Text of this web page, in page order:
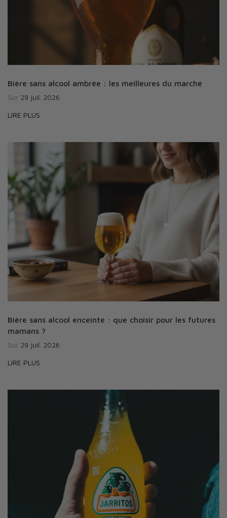
Bière sans alcool ambrée : les meilleures du marché
Sur 29 juil. 2026
LIRE PLUS
Bière sans alcool enceinte : que choisir pour les futures
mamans ?
Sur 29 juil. 2026
LIRE PLUS